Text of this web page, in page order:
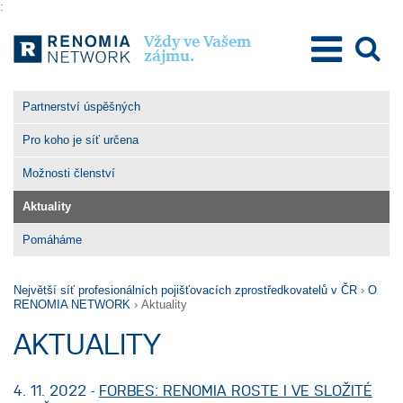
:
Vždy ve Vašem
zájmu.
Partnerství úspěšných
Pro koho je síť určena
Možnosti členství
Aktuality
Pomáháme
Největší síť profesionálních pojišťovacích zprostředkovatelů v ČR › O
RENOMIA NETWORK › Aktuality
AKTUALITY
4. 11. 2022 - FORBES: RENOMIA ROSTE I VE SLOŽITÉ